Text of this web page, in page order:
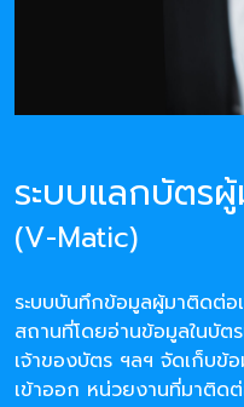
ระบบแลกบัตร
(V-Matic)
ระบบบันทึกข้อมูลผู้มาติดต่
สถานที่โดยอ่านข้อมูลในบัต
เจ้าของบัตร ฯลฯ จัดเก็บข้
เข้าออก หน่วยงานที่มาติดต่